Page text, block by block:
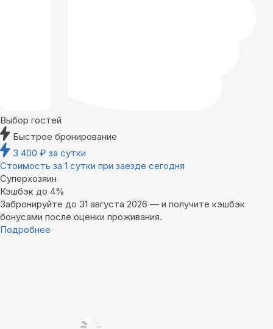
Выбор гостей
Быстрое бронирование
3 400 ₽ за сутки
Стоимость за 1 сутки при заезде сегодня
Суперхозяин
Кэшбэк до 4%
Забронируйте до 31 августа 2026 — и получите кэшбэк
бонусами после оценки проживания.
Подробнее